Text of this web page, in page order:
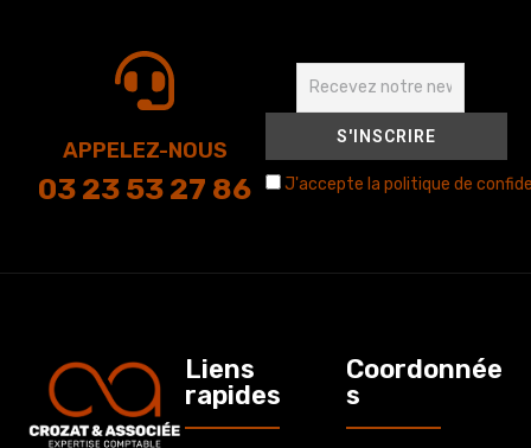
APPELEZ-NOUS
03 23 53 27 86 J'accepte la politique de
Liens
rapides
Coordonnée
s